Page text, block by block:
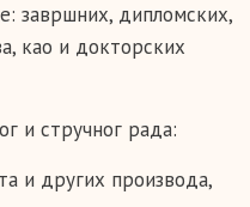
завршних, дипломских,
као и докторских
и стручног рада:
и других производа,